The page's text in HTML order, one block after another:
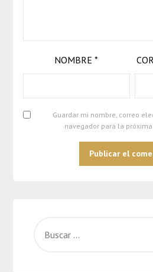
NOMBRE*
Guardar mi nombre, correo
navegador para la